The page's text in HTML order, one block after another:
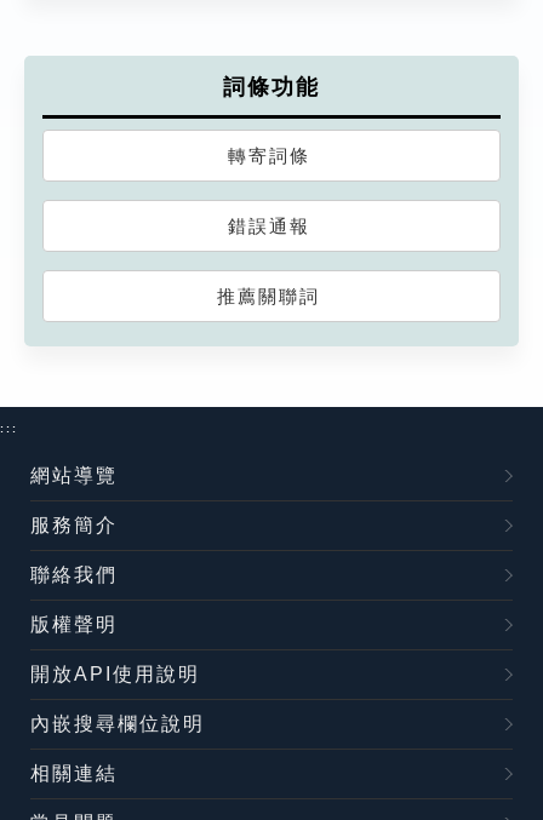
詞條功能
轉寄詞條
錯誤通報
推薦關聯詞
:::
網站導覽
服務簡介
聯絡我們
版權聲明
開放API使用說明
內嵌搜尋欄位說明
相關連結